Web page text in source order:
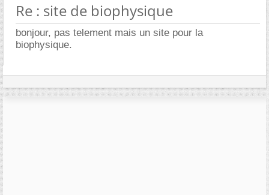
Re : site de biophysique
bonjour, pas telement mais un site pour la
biophysique.